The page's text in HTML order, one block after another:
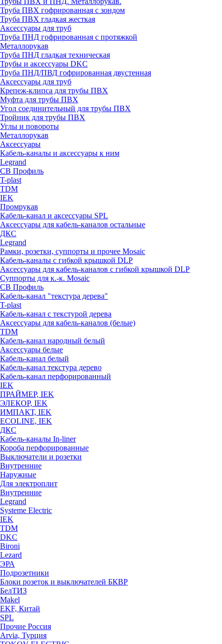
Труба ПВХ гофрированная с зондом
Труба ПВХ гладкая жесткая
Аксессуары для труб
Труба ПНД гофрированная с протяжкой
Металлорукав
Труба ПНД гладкая техническая
Трубы и аксессуары DKC
Труба ПНД/ПВД гофрированная двустенная
Аксессуары для труб
Крепеж-клипса для трубы ПВХ
Муфта для трубы ПВХ
Угол соединительный для трубы ПВХ
Тройник для трубы ПВХ
Углы и повороты
Металлорукав
Аксессуары
Кабель-каналы и аксессуары к ним
Legrand
СВ Профиль
T-plast
TDM
IEK
Промрукав
Кабель-канал и аксессуары SPL
Аксессуары для кабель-каналов остальные
ДКС
Legrand
Рамки, розетки, суппорты и прочее Mosaic
Кабель-каналы с гибкой крышкой DLP
Аксессуары для кабель-каналов с гибкой крышкой DLP
Суппорты для к.-к. Mosaic
СВ Профиль
Кабель-канал "текстура дерева"
T-plast
Кабель-канал с текстурой дерева
Аксессуары для кабель-каналов (белые)
TDM
Кабель-канал народный белый
Аксессуары белые
Кабель-канал белый
Кабель-канал текстура дерево
Кабель-канал перфорированный
IEK
ПРАЙМЕР, IEK
ЭЛЕКОР, IEK
ИМПАКТ, IEK
ECOLINE, IEK
ДКС
Кабель-каналы In-liner
Короба перфорированные
Выключатели и розетки
Внутренние
Наружные
Для электроплит
Внутренние
Legrand
Systeme Electric
IEK
TDM
DKC
Bironi
Lezard
ЭРА
Подрозетники
Блоки розеток и выключателей БКВР
БелТИЗ
Makel
EKF, Китай
SPL
Прочие Россия
Arvia, Турция